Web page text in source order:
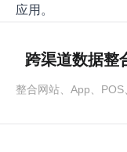
应用。
跨渠道数据整
整合网站、App、POS